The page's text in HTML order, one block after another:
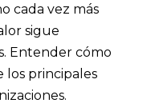
cada vez más
sigue
Entender cómo
los principales